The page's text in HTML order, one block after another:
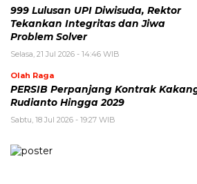
999 Lulusan UPI Diwisuda, Rektor
Tekankan Integritas dan Jiwa
Problem Solver
Selasa, 21 Jul 2026 - 14:46 WIB
Olah Raga
PERSIB Perpanjang Kontrak
Rudianto Hingga 2029
Sabtu, 18 Jul 2026 - 19:27 WIB